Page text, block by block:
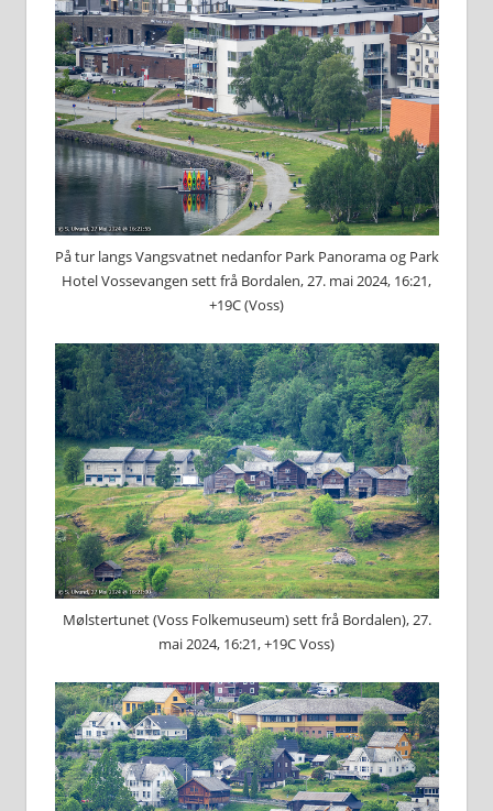
På tur langs Vangsvatnet nedanfor Park Panorama og Park
Hotel Vossevangen sett frå Bordalen, 27. mai 2024, 16:21,
+19C (Voss)
Mølstertunet (Voss Folkemuseum) sett frå Bordalen), 27.
mai 2024, 16:21, +19C Voss)